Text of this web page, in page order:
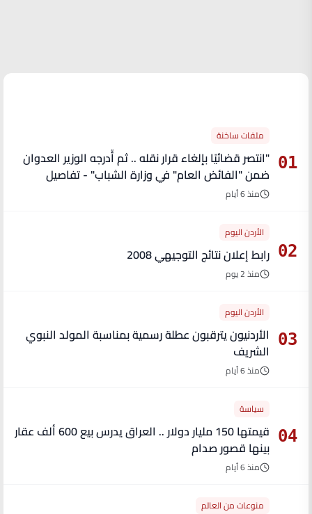
01
ملفات ساخنة
"انتصر قضائيًا بإلغاء قرار نقله .. ثم أُدرجه الوزير العدوان
ضمن "الفائض العام" في وزارة الشباب" - تفاصيل
منذ 6 أيام
02
الأردن اليوم
رابط إعلان نتائج التوجيهي 2008
منذ 2 يوم
03
الأردن اليوم
الأردنيون يترقبون عطلة رسمية بمناسبة المولد النبوي
الشريف
منذ 6 أيام
04
سياسة
قيمتها 150 مليار دولار .. العراق يدرس بيع 600 ألف عقار
بينها قصور صدام
منذ 6 أيام
منوعات من العالم